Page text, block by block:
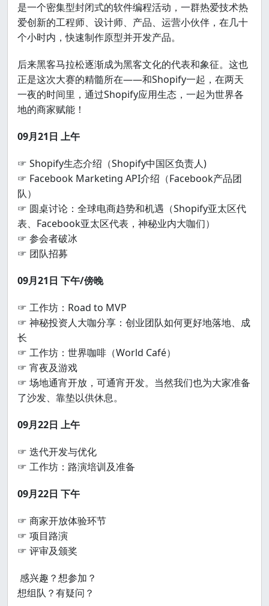
是一个密集型封闭式的软件编程活动，一群热爱技术热
爱创新的工程师、设计师、产品、运营小伙伴，在几十
个小时内，快速制作原型并开发产品。
后来黑客马拉松逐渐成为黑客文化的代表和象征。这也
正是这次大赛的精髓所在——和Shopify一起，在两天
一夜的时间里，通过Shopify应用生态，一起为世界各
地的商家赋能！
09月21日 上午
☞ Shopify生态介绍（Shopify中国区负责人)
☞ Facebook Marketing API介绍（Facebook产品团
队）
☞ 圆桌讨论：全球电商趋势和机遇（Shopify亚太区代
表、Facebook亚太区代表，神秘业内大咖们）
☞ 参会者破冰
☞ 团队招募
09月21日 下午/傍晚
☞ 工作坊：Road to MVP
☞ 神秘投资人大咖分享：创业团队如何更好地落地、成
长
☞ 工作坊：世界咖啡（World Café）
☞ 宵夜及游戏
☞ 场地通宵开放，可通宵开发。当然我们也为大家准备
了沙发、靠垫以供休息。
09月22日 上午
☞ 迭代开发与优化
☞ 工作坊：路演培训及准备
09月22日 下午
☞ 商家开放体验环节
☞ 项目路演
☞ 评审及颁奖
感兴趣？想参加？
想组队？有疑问？